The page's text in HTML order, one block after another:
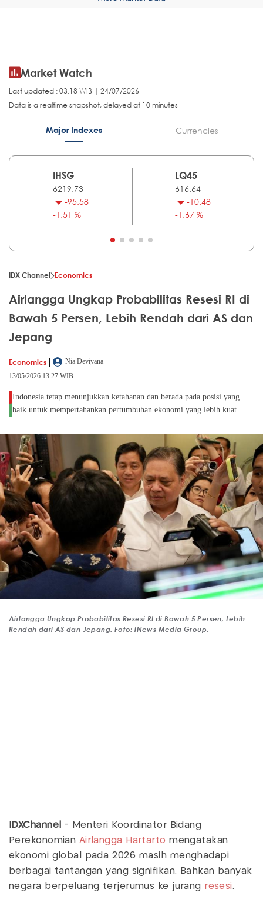
Market Watch
Last updated : 03.18 WIB | 24/07/2026
Data is a realtime snapshot, delayed at 10 minutes
Major Indexes Currencies
IHSG
6219.73
-95.58
-1.51 %
LQ45
616.64
-10.48
-1.67 %
IDX Channel Economics
Airlangga Ungkap Probabilitas Resesi RI di
Bawah 5 Persen, Lebih Rendah dari AS dan
Jepang
Economics |
Nia Deviyana
13/05/2026 13:27 WIB
Indonesia tetap menunjukkan ketahanan dan berada pada posisi yang
baik untuk mempertahankan pertumbuhan ekonomi yang lebih kuat.
Airlangga Ungkap Probabilitas Resesi RI di Bawah 5 Persen, Lebih
Rendah dari AS dan Jepang. Foto: iNews Media Group.
IDXChannel
- Menteri Koordinator Bidang
Perekonomian Airlangga Hartarto mengatakan
ekonomi global pada 2026 masih menghadapi
berbagai tantangan yang signifikan. Bahkan banyak
negara berpeluang terjerumus ke jurang resesi.